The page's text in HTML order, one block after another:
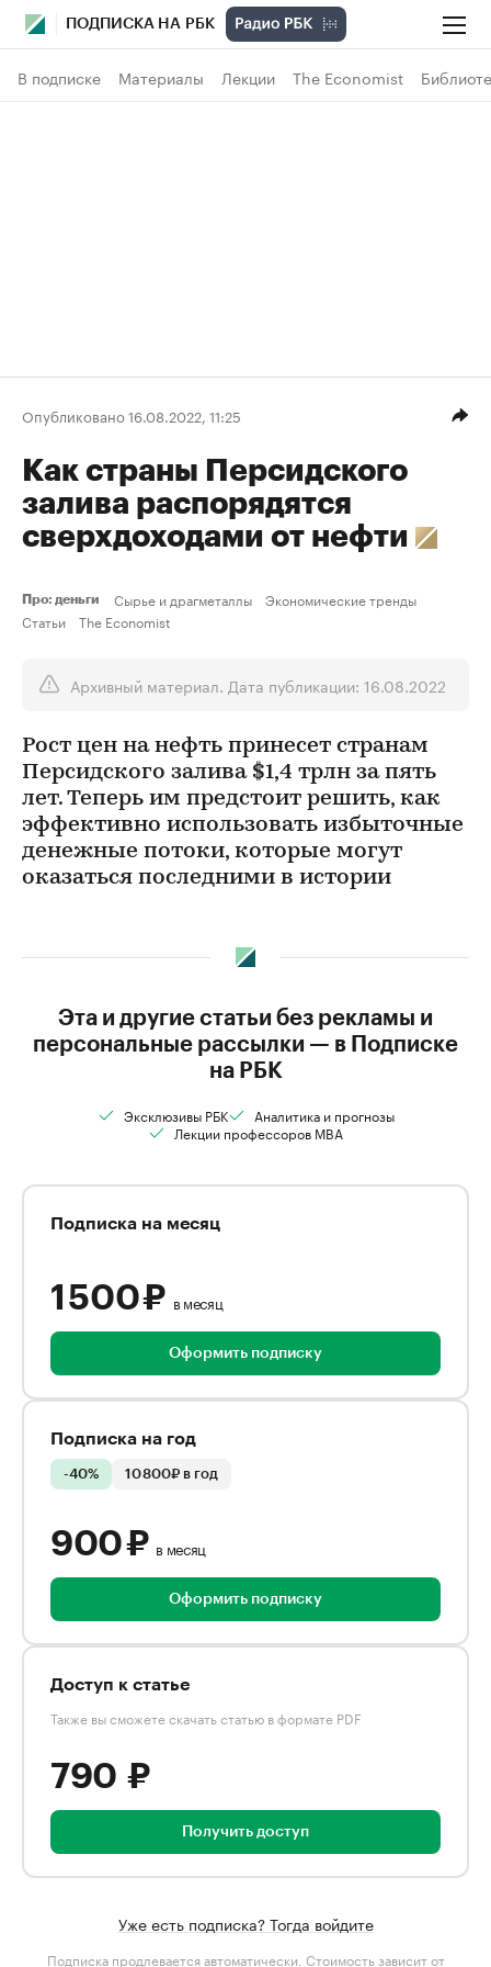
ПОДПИСКА НА РБК
В подписке Материалы Лекции The Economist
Опубликовано 16.08.2022, 11:25
Как страны Персидского
залива распорядятся
сверхдоходами от нефти
Про: деньги Сырье и драгметаллы
Экономические тренды
Статьи
The Economist
Архивный материал. Дата публикации: 16.08.2022
Рост цен на нефть принесет странам
Персидского залива $1,4 трлн за пять
лет. Теперь им предстоит решить, как
эффективно использовать избыточные
денежные потоки, которые могут
оказаться последними в истории
Эта и другие статьи без рекламы и
персональные рассылки — в Подписке
на РБК
Эксклюзивы РБК
Аналитика и прогнозы
Лекции профессоров MBA
Подписка на месяц
1 500 ₽ в месяц
Оформить подписку
Подписка на год
-40% 10 800₽ в год
900 ₽ в месяц
Оформить подписку
Доступ к статье
Также вы сможете скачать статью в формате PDF
790 ₽
Получить доступ
Уже есть подписка? Тогда войдите
Подписка продлевается автоматически. Стоимость зависит от